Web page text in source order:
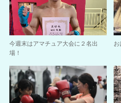
今週末はアマチュア大会に２名出
場！